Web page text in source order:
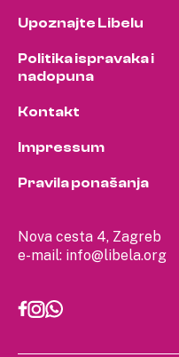
Nova cesta 4, Zagreb
e-mail: info@libela.org
Upoznajte Libelu
Politika ispravaka i
nadopuna
Kontakt
Impressum
Pravila ponašanja